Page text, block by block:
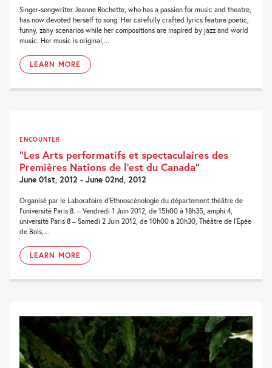
Singer-songwriter Jeanne Rochette, who has a passion for music and theatre,
has now devoted herself to song. Her carefully crafted lyrics feature poetic,
funny, zany scenarios while her compositions are inspired by jazz and world
music. Her music is original,...
LEARN MORE
ENCOUNTER
“Les Arts performatifs et spectaculaires des
Premières Nations de l’est du Canada”
June 01st, 2012 - June 02nd, 2012
Organisé par le Laboratoire d’Ethnoscénologie du département théâtre de
l’université Paris 8. – Vendredi 1 Juin 2012, de 15h00 à 18h35, amphi 4,
université Paris 8 – Samedi 2 Juin 2012, de 10h00 à 20h30, Théâtre de l’Epée
de Bois,...
LEARN MORE